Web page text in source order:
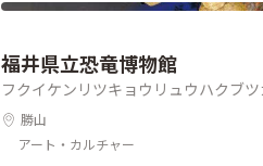
福井県立恐竜博物館
フクイケンリツキョウリュウハクブ
勝山
アート・カルチャー